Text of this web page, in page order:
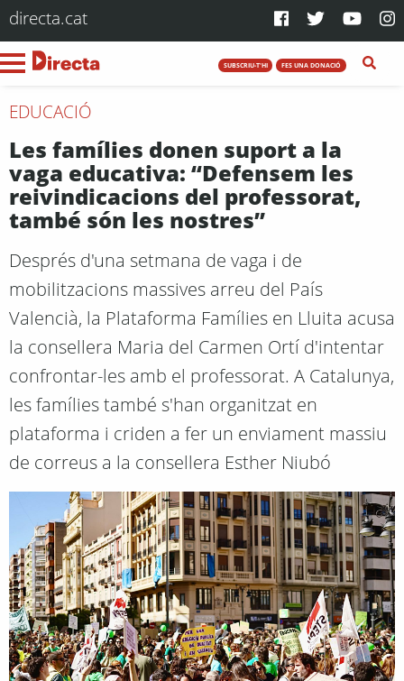
directa.cat
SUBSCRIU-T'HI FES UNA DONACIÓ
EDUCACIÓ
Les famílies donen suport a la
vaga educativa: “Defensem les
reivindicacions del professorat,
també són les nostres”
Després d'una setmana de vaga i de
mobilitzacions massives arreu del País
Valencià, la Plataforma Famílies en Lluita acusa
la consellera Maria del Carmen Ortí d'intentar
confrontar-les amb el professorat. A Catalunya,
les famílies també s'han organitzat en
plataforma i criden a fer un enviament massiu
de correus a la consellera Esther Niubó